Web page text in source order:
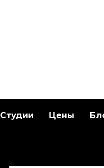
Студии Цены